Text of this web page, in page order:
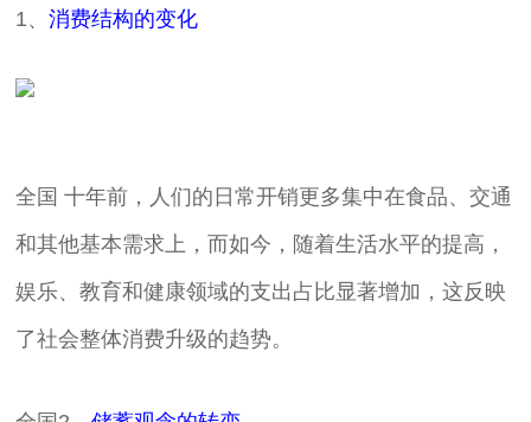
1、消费结构的变化
全国 十年前，人们的日常开销更多集中在食品、交通
和其他基本需求上，而如今，随着生活水平的提高，
娱乐、教育和健康领域的支出占比显著增加，这反映
了社会整体消费升级的趋势。